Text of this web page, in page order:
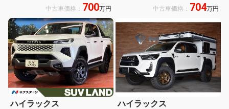
ティブクルーズコントロール パワー
シート ディーゼル 4WD 電子パーキ
ング
中古車価格： 700万円
ープアシスト アイドルストップ
中古車価格： 704万円
ハイラックス ハイラックス